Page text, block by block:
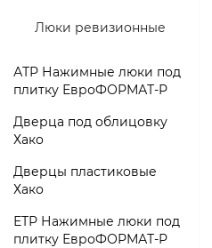
Люки ревизионные
АТР Нажимные люки под
плитку ЕвроФОРМАТ-Р
Дверца под облицовку
Хако
Дверцы пластиковые
Хако
ЕТР Нажимные люки под
плитку ЕвроФОРМАТ-Р